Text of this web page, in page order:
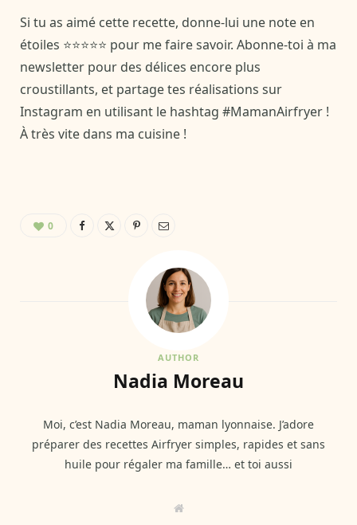
Si tu as aimé cette recette, donne-lui une note en
étoiles ⭐⭐⭐⭐⭐ pour me faire savoir. Abonne-toi à ma
newsletter pour des délices encore plus
croustillants, et partage tes réalisations sur
Instagram en utilisant le hashtag #MamanAirfryer !
À très vite dans ma cuisine !
0
AUTHOR
Nadia Moreau
Moi, c’est Nadia Moreau, maman lyonnaise. J’adore
préparer des recettes Airfryer simples, rapides et sans
huile pour régaler ma famille… et toi aussi
W